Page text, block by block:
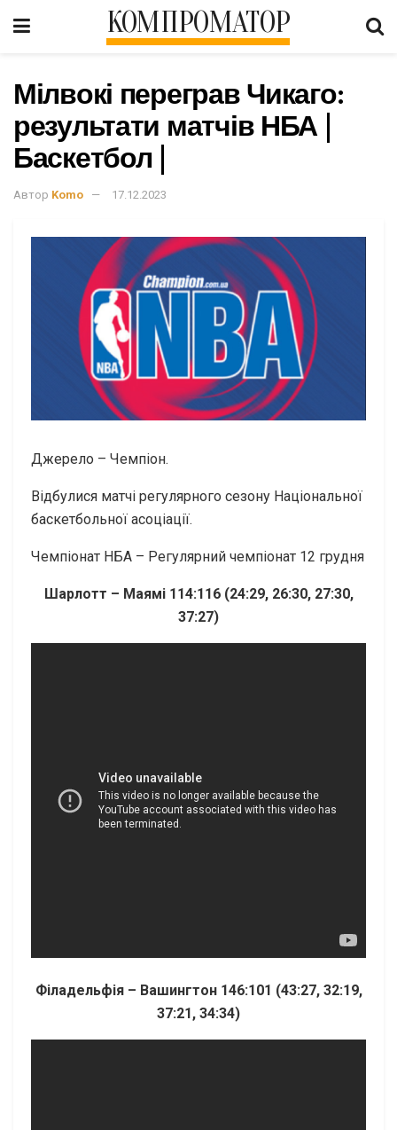
КОМПРОМАТОР
Мілвокі переграв Чикаго:
результати матчів НБА |
Баскетбол |
Автор Komo 17.12.2023
Джерело – Чемпіон.
Відбулися матчі регулярного сезону Національної
баскетбольної асоціації.
Чемпіонат НБА – Регулярний чемпіонат 12 грудня
Шарлотт – Маямі 114:116 (24:29, 26:30, 27:30,
37:27)
Філадельфія – Вашингтон 146:101 (43:27, 32:19,
37:21, 34:34)